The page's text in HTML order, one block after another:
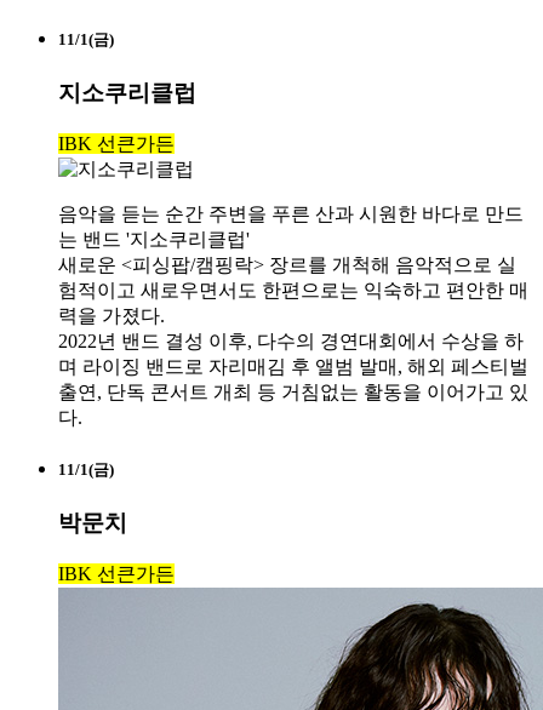
11/1(금)
지소쿠리클럽
IBK 선큰가든
음악을 듣는 순간 주변을 푸른 산과 시원한 바다로 만드
는 밴드 '지소쿠리클럽'
새로운 <피싱팝/캠핑락> 장르를 개척해 음악적으로 실
험적이고 새로우면서도 한편으로는 익숙하고 편안한 매
력을 가졌다.
2022년 밴드 결성 이후, 다수의 경연대회에서 수상을 하
며 라이징 밴드로 자리매김 후 앨범 발매, 해외 페스티벌
출연, 단독 콘서트 개최 등 거침없는 활동을 이어가고 있
다.
11/1(금)
박문치
IBK 선큰가든